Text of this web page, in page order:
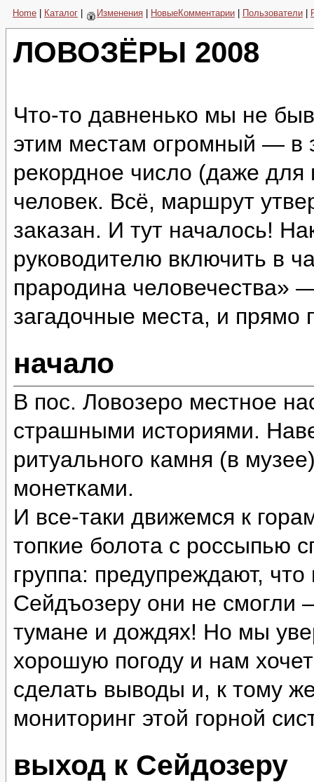
Home Каталог Изменения НовыеКомментарии Пользователи
ЛОВОЗЁРЫ 2008
Что-то давненько мы не
этим местам огромный — в
рекордное число (даже
человек. Всё, маршрут
заказан. И тут началось!
руководителю включить в
прародина человечества»
загадочные места, и
начало
В пос. Ловозеро местное
страшными историями.
ритуального камня (в
монетками.
И все-таки движемся к
топкие болота с россыпью
группа: предупреждают,
Сейдъозеру они не смогли
тумане и дождях! Но мы
хорошую погоду и нам
сделать выводы и, к тому
мониторинг этой горной
выход к Сейдозеру